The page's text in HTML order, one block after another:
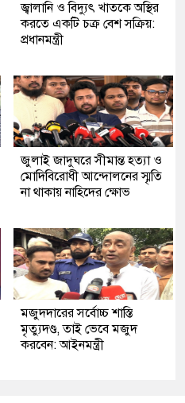
জ্বালানি ও বিদ্যুৎ খাতকে অস্থির
করতে একটি চক্র বেশ সক্রিয়:
প্রধানমন্ত্রী
জুলাই জাদুঘরে সীমান্ত হত্যা ও
মোদিবিরোধী আন্দোলনের স্মৃতি
না থাকায় নাহিদের ক্ষোভ
মজুদদারের সর্বোচ্চ শাস্তি
মৃত্যুদণ্ড, তাই ভেবে মজুদ
করবেন: আইনমন্ত্রী